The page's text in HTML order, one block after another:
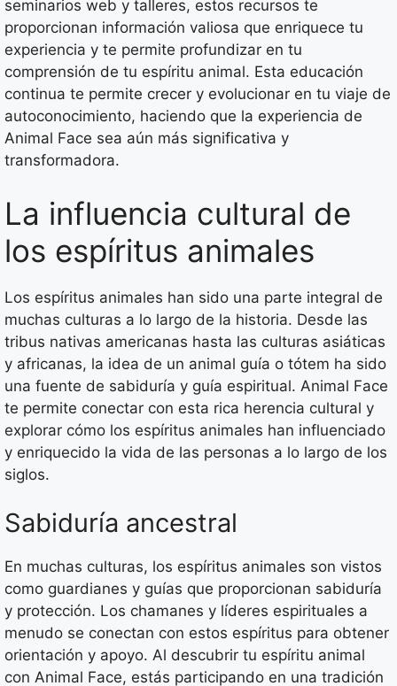
seminarios web y talleres, estos recursos te
proporcionan información valiosa que enriquece tu
experiencia y te permite profundizar en tu
comprensión de tu espíritu animal. Esta educación
continua te permite crecer y evolucionar en tu viaje de
autoconocimiento, haciendo que la experiencia de
Animal Face sea aún más significativa y
transformadora.
La influencia cultural de
los espíritus animales
Los espíritus animales han sido una parte integral de
muchas culturas a lo largo de la historia. Desde las
tribus nativas americanas hasta las culturas asiáticas
y africanas, la idea de un animal guía o tótem ha sido
una fuente de sabiduría y guía espiritual. Animal Face
te permite conectar con esta rica herencia cultural y
explorar cómo los espíritus animales han influenciado
y enriquecido la vida de las personas a lo largo de los
siglos.
Sabiduría ancestral
En muchas culturas, los espíritus animales son vistos
como guardianes y guías que proporcionan sabiduría
y protección. Los chamanes y líderes espirituales a
menudo se conectan con estos espíritus para obtener
orientación y apoyo. Al descubrir tu espíritu animal
con Animal Face, estás participando en una tradición